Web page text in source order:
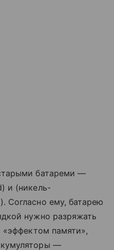
батареми —
и (никель-
Согласно ему, батарею
нужно разряжать
«эффектом памяти»,
—